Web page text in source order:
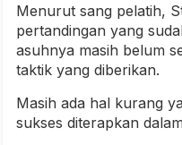
Menurut sang pelatih,
pertandingan yang
asuhnya masih belum
taktik yang diberikan.
Masih ada hal kurang
sukses diterapkan